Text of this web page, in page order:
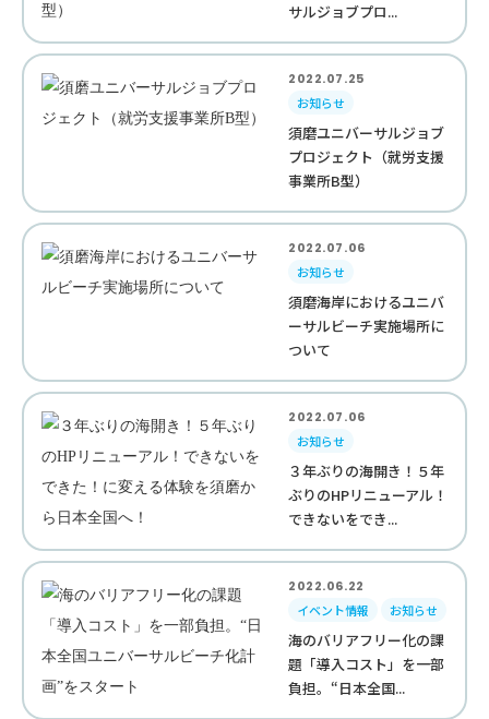
サルジョブプロ...
2022.07.25
お知らせ
須磨ユニバーサルジョブ
プロジェクト（就労支援
事業所B型）
2022.07.06
お知らせ
須磨海岸におけるユニバ
ーサルビーチ実施場所に
ついて
2022.07.06
お知らせ
３年ぶりの海開き！５年
ぶりのHPリニューアル！
できないをでき...
2022.06.22
イベント情報
お知らせ
海のバリアフリー化の課
題「導入コスト」を一部
負担。“日本全国...